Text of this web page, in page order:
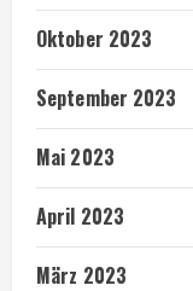
Oktober 2023
September 2023
Mai 2023
April 2023
März 2023